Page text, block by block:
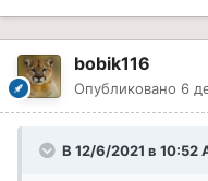
bobik116
Опубликовано 6
В 12/6/2021 в 10:52